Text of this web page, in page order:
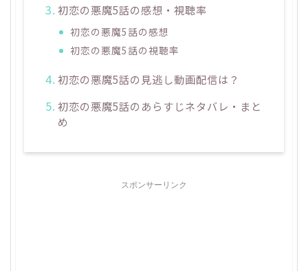
初恋の悪魔5話の感想・視聴率
初恋の悪魔5話の感想
初恋の悪魔5話の視聴率
初恋の悪魔5話の見逃し動画配信は？
初恋の悪魔5話のあらすじネタバレ・まと
め
スポンサーリンク